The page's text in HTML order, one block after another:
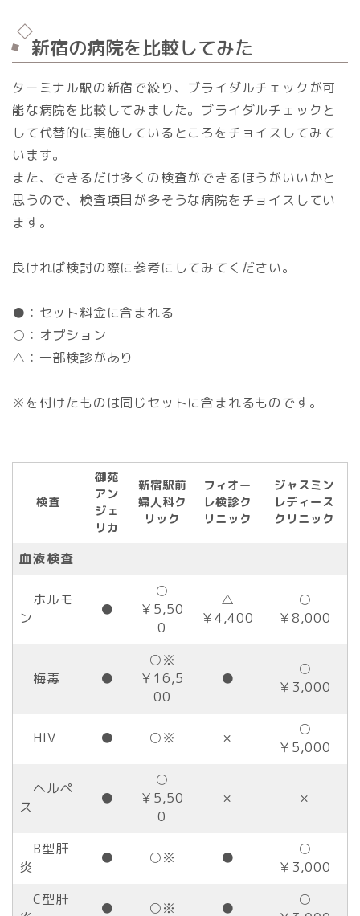
新宿の病院を比較してみた
ターミナル駅の新宿で絞り、ブライダルチェックが可
能な病院を比較してみました。ブライダルチェックと
して代替的に実施しているところをチョイスしてみて
います。
また、できるだけ多くの検査ができるほうがいいかと
思うので、検査項目が多そうな病院をチョイスしてい
ます。
良ければ検討の際に参考にしてみてください。
●：セット料金に含まれる
○：オプション
△：一部検診があり
※を付けたものは同じセットに含まれるものです。
検査
御苑
アン
ジェ
リカ
新宿駅前
婦人科ク
リック
フィオー
レ検診ク
リニック
ジャスミン
レディース
クリニック
血液検査
ホルモ
ン
●
○
￥5,50
0
△
￥4,400
○
￥8,000
梅毒 ●
○※
￥16,5
00
●
○
￥3,000
HIV ● ○※ ×
○
￥5,000
ヘルペ
ス
●
○
￥5,50
0
× ×
B型肝
炎
● ○※ ●
○
￥3,000
C型肝
● ○※ ●
○